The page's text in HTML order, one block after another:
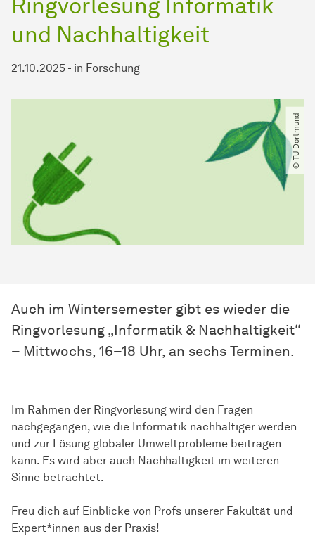
und Nachhaltigkeit
21.10.2025 - in Forschung
© TU Dortmund
Auch im Wintersemester gibt es wieder die
Ringvorlesung „Informatik & Nachhaltigkeit“
– Mittwochs, 16–18 Uhr, an sechs Terminen.
Im Rahmen der Ringvorlesung wird den Fragen
nachgegangen, wie die Informatik nachhaltiger werden
und zur Lösung globaler Umweltprobleme beitragen
kann. Es wird aber auch Nachhaltigkeit im weiteren
Sinne betrachtet.
Freu dich auf Einblicke von Profs unserer Fakultät und
Expert*innen aus der Praxis!